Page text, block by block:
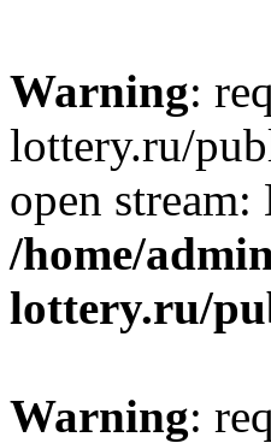
Warning:
lottery.ru/
open
/home/
lottery.ru/
Warning: